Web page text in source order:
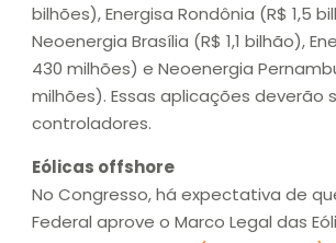
bilhões), Energisa Rondônia (R$ 1,5
Neoenergia Brasília (R$ 1,1 bilhão),
430 milhões) e Neoenergia
milhões). Essas aplicações deverão
controladores.
Eólicas offshore
No Congresso, há expectativa de
Federal aprove o Marco Legal das